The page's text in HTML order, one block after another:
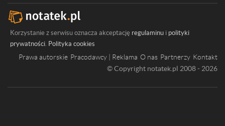
Korzystanie z serwisu oznacza akceptację regulaminu i polityki
prywatności. Polityka cookies
Prawa autorskie Pracodawcy | Reklama O nas Partnerzy Kontakt
© Copyright notatek.pl 2008 - 2026